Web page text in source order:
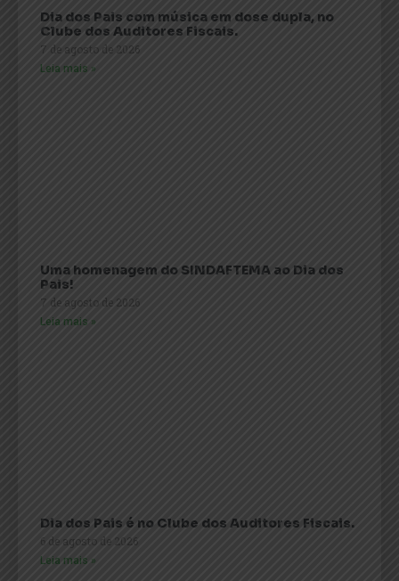
Dia dos Pais com música em dose dupla, no
Clube dos Auditores Fiscais.
7 de agosto de 2026
Leia mais »
Uma homenagem do SINDAFTEMA ao Dia dos
Pais!
7 de agosto de 2026
Leia mais »
Dia dos Pais é no Clube dos Auditores Fiscais.
6 de agosto de 2026
Leia mais »